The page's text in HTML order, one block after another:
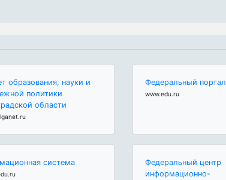
образования, науки и
политики
области
Федеральный портал
www.edu.ru
система
Федеральный центр
информационно-